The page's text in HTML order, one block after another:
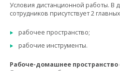
Условия дистанционной работы. В
сотрудников присутствует 2
рабочее пространство;
рабочие инструменты.
Рабоче-домашнее пространство